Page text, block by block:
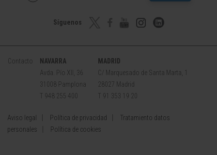
Síguenos
Contacto
NAVARRA
Avda. Pío XII, 36
31008 Pamplona
T 948 255 400
MADRID
C/ Marquesado de Santa Marta, 1
28027 Madrid
T 91 353 19 20
Aviso legal Política de privacidad
Tratamiento datos
personales
Política de cookies